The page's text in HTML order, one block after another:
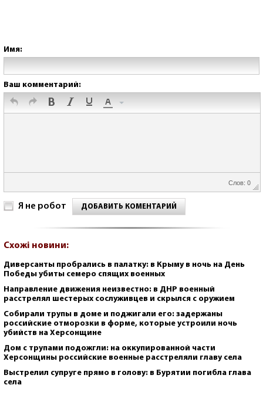
Имя:
Ваш комментарий:
Слов: 0
Я не робот ДОБАВИТЬ КОМЕНТАРИЙ
Схожі новини:
Диверсанты пробрались в палатку: в Крыму в ночь на День
Победы убиты семеро спящих военных
Направление движения неизвестно: в ДНР военный
расстрелял шестерых сослуживцев и скрылся с оружием
Собирали трупы в доме и поджигали его: задержаны
российские отморозки в форме, которые устроили ночь
убийств на Херсонщине
Дом с трупами подожгли: на оккупированной части
Херсонщины российские военные расстреляли главу села
Выстрелил супруге прямо в голову: в Бурятии погибла глава
села